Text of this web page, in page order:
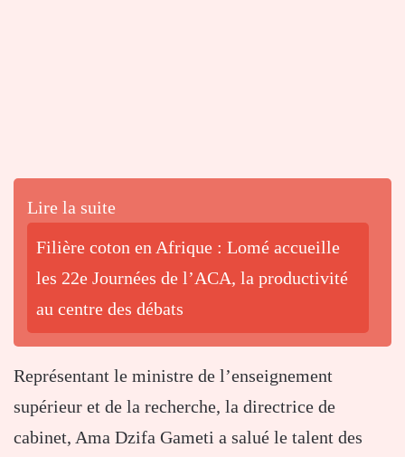
Lire la suite
Filière coton en Afrique : Lomé accueille
les 22e Journées de l’ACA, la productivité
au centre des débats
Représentant le ministre de l’enseignement
supérieur et de la recherche, la directrice de
cabinet, Ama Dzifa Gameti a salué le talent des